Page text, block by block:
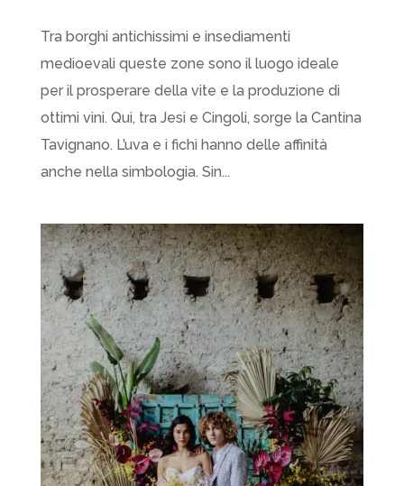
Tra borghi antichissimi e insediamenti
medioevali queste zone sono il luogo ideale
per il prosperare della vite e la produzione di
ottimi vini. Qui, tra Jesi e Cingoli, sorge la Cantina
Tavignano. L’uva e i fichi hanno delle affinità
anche nella simbologia. Sin...